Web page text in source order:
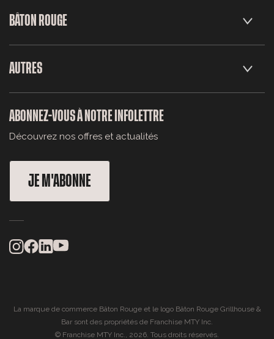
BÂTON ROUGE
AUTRES
ABONNEZ-VOUS À NOTRE INFOLETTRE
Découvrez nos offres et actualités
JE M'ABONNE
La marque de commerce Bâton Rouge et le logo Bâton Rouge Grillhouse &
Bar sont des propriétés de Franchise MTY Inc.
© Franchise MTY Inc., 2026. Tous droits réservés.